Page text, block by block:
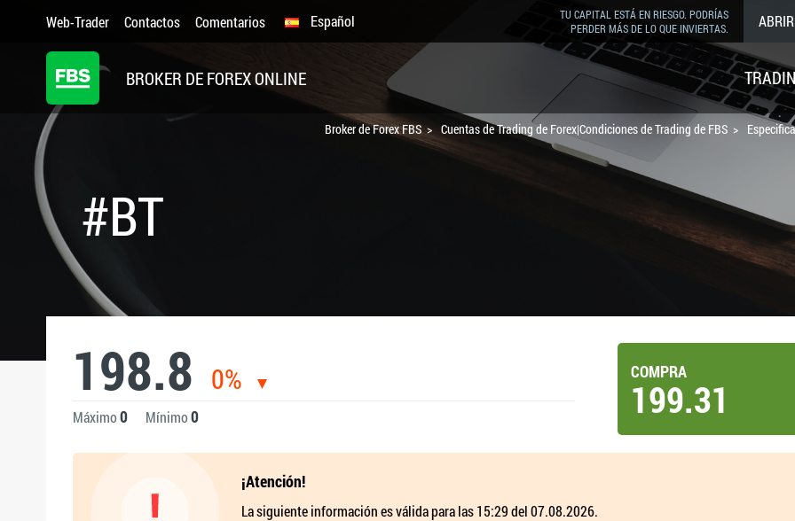
Web-Trader Contactos Comentarios
TU CAPITAL ESTÁ EN RIESGO. PODRÍAS
PERDER MÁS DE LO QUE INVIERTAS.
Español
BROKER DE FOREX ONLINE
Broker de Forex FBS Cuentas de Trading de Forex|Condiciones de Trading de FBS
#BT
198.8 0%
Máximo0 Mínimo0
COMPRA
199.31
¡Atención!
La siguiente información es válida para las 15:29 del 07.08.2026.